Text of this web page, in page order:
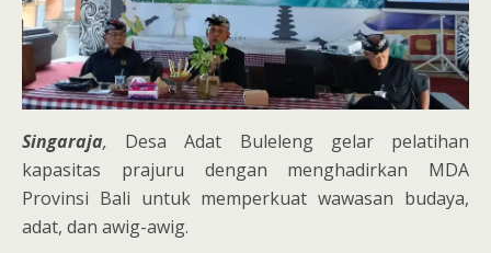
Singaraja, Desa Adat Buleleng gelar pelatihan
kapasitas prajuru dengan menghadirkan MDA
Provinsi Bali untuk memperkuat wawasan budaya,
adat, dan awig-awig.